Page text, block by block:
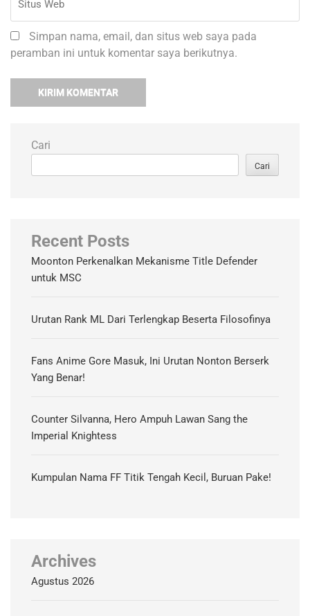
Simpan nama, email, dan situs web saya pada
peramban ini untuk komentar saya berikutnya.
Cari
Cari
Recent Posts
Moonton Perkenalkan Mekanisme Title Defender
untuk MSC
Urutan Rank ML Dari Terlengkap Beserta Filosofinya
Fans Anime Gore Masuk, Ini Urutan Nonton Berserk
Yang Benar!
Counter Silvanna, Hero Ampuh Lawan Sang the
Imperial Knightess
Kumpulan Nama FF Titik Tengah Kecil, Buruan Pake!
Archives
Agustus 2026